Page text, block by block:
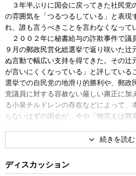
３年半ぶりに国会に戻ってきた社民党
の雰囲気を「つるつるしている」と表現
れ、誰も言うべきことを言わなくなって
２００２年に秘書給与の詐欺事件で議
９月の郵政民営化総選挙で返り咲いた辻
ぬ言動で幅広い支持を得てきた。その辻
が言いにくくなっている」と評している
選挙での自民党の地滑り的勝利や、郵政
党議員に対する容赦ない厳しい粛正に加
る小泉チルドレンの存在などによって、
らないはずの国会が、今や「物言えば唇
辻元氏が所属する衆議院の憲法調査委
びながらその実は改憲発議を行いやすく
せていたりする。にもかかわらず、その
ほとんどいない。メディアがその問題を
ディスカッション